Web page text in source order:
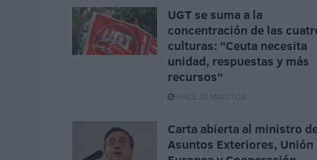
UGT se suma a la
concentración de las
culturas: "Ceuta necesita
unidad, respuestas y más
recursos"
HACE 22 MINUTOS
Carta abierta al ministro
Asuntos Exteriores, Unión